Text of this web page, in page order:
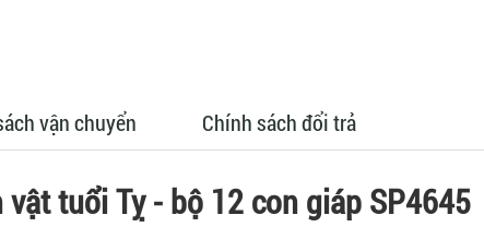
vận chuyển Chính sách đổi trả
tuổi Tỵ - bộ 12 con giáp SP4645